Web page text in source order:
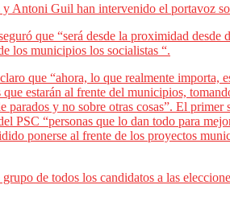
Antoni Guil han intervenido el portavoz
que “será desde la proximidad
los municipios los socialistas “.
que “ahora, lo que realmente importa,
que estarán al frente del municipios,
parados y no sobre otras cosas”. El
PSC “personas que lo dan todo para
ponerse al frente de los proyectos
de todos los candidatos a las